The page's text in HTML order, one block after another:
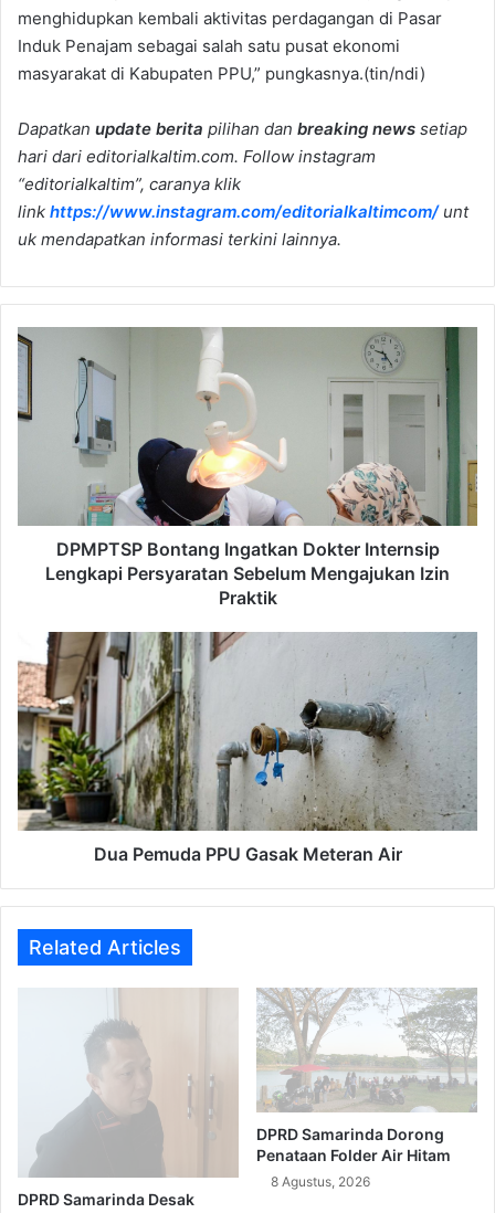
menghidupkan kembali aktivitas perdagangan di Pasar
Induk Penajam sebagai salah satu pusat ekonomi
masyarakat di Kabupaten PPU,” pungkasnya.(tin/ndi)
Dapatkan update berita pilihan dan breaking news setiap
hari dari editorialkaltim.com. Follow instagram
“editorialkaltim”, caranya klik
link https://www.instagram.com/editorialkaltimcom/unt
uk mendapatkan informasi terkini lainnya.
DPMPTSP
Bontang
Ingatkan
Dokter
Internsip
Lengkapi
Mengajukan
Praktik
DPMPTSP Bontang Ingatkan Dokter Internsip
Lengkapi Persyaratan Sebelum Mengajukan Izin
Praktik
Pemuda
PPU
Gasak
Meteran
Air
Dua Pemuda PPU Gasak Meteran Air
Related Articles
DPRD Samarinda Desak
DPRD Samarinda Dorong
Penataan Folder Air Hitam
8 Agustus, 2026